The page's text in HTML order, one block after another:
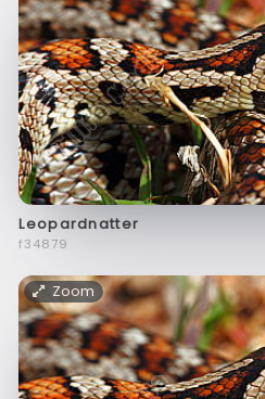
Leopardnatter
f34879
Zoom